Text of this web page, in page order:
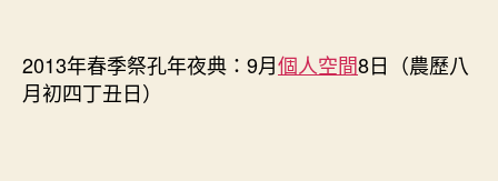
2013年春季祭孔年夜典：9月個人空間8日（農歷八
月初四丁丑日）